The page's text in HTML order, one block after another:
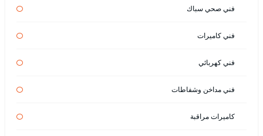
فني صحي سباك
فني كاميرات
فني كهربائي
فني مداخن وشفاطات
كاميرات مراقبة